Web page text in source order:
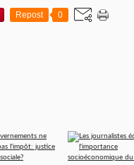
Repost 0